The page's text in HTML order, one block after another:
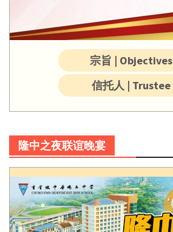
宗旨 | Objectives
信托人 | Trustee
隆中之夜联谊晚宴